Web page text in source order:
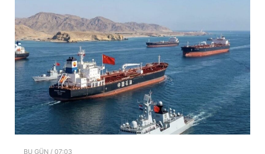
BU GÜN / 07:03